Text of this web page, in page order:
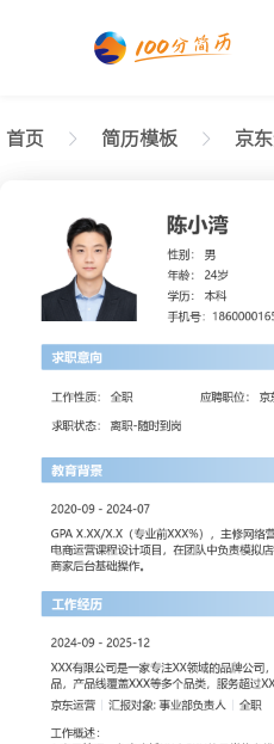
首页 简历模板 京
返回样式图
正在查看初级京东运营
陈小湾
性别: 男年龄: 26学历: 本科
邮箱: xiaowan@gangwan.com
求职意向
工作性质: 全职 应聘职位: 京东运营
求职状态: 离职-随时到岗
工作经历
2024-09